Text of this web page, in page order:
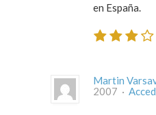
en España.
Martin
2007 ·